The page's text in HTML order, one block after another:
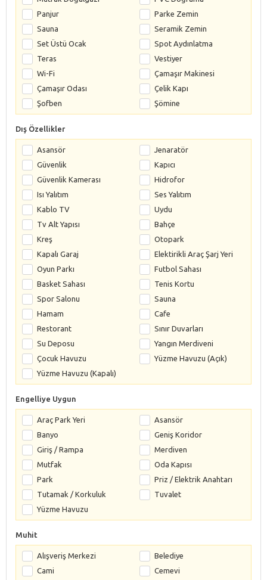
Panjur
Parke Zemin
Sauna
Seramik Zemin
Set Üstü Ocak
Spot Aydınlatma
Teras
Vestiyer
Wi-Fi
Çamaşır Makinesi
Çamaşır Odası
Çelik Kapı
Şofben
Şömine
Dış Özellikler
Asansör
Jenaratör
Güvenlik
Kapıcı
Güvenlik Kamerası
Hidrofor
Isı Yalıtım
Ses Yalıtım
Kablo TV
Uydu
Tv Alt Yapısı
Bahçe
Kreş
Otopark
Kapalı Garaj
Elektirikli Araç Şarj Yeri
Oyun Parkı
Futbol Sahası
Basket Sahası
Tenis Kortu
Spor Salonu
Sauna
Hamam
Cafe
Restorant
Sınır Duvarları
Su Deposu
Yangın Merdiveni
Çocuk Havuzu
Yüzme Havuzu (Açık)
Yüzme Havuzu (Kapalı)
Engelliye Uygun
Araç Park Yeri
Asansör
Banyo
Geniş Koridor
Giriş / Rampa
Merdiven
Mutfak
Oda Kapısı
Park
Priz / Elektrik Anahtarı
Tutamak / Korkuluk
Tuvalet
Yüzme Havuzu
Muhit
Alışveriş Merkezi
Belediye
Cami
Cemevi